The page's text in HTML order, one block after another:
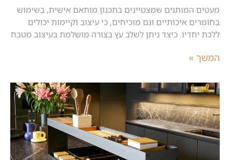
מעטים המותגים שמצטיינים בתכנון מותאם אישית, בשימוש
בחומרים איכותיים וגם מוכיחים, כי עיצוב וקיימות יכולים
ללכת יחדיו. כיצד ניתן לשלב עץ בצורה מושלמת בעיצוב מטבח
המשך »